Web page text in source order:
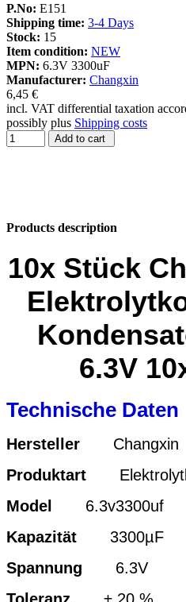
P.No: E151
Shipping time: 3-4 Days
Stock: 15
Item condition: NEW
MPN: 6.3V 3300uF
Manufacturer: Changxin
6,45 €
incl. VAT differential taxation
possibly plus Shipping costs
Add to cart
Products description
10x Stück
6.3V
Technische Daten
Hersteller Changxin
Produktart
Model
6.3v3300uf
Kapazität
3300µF
Spannung
6.3V